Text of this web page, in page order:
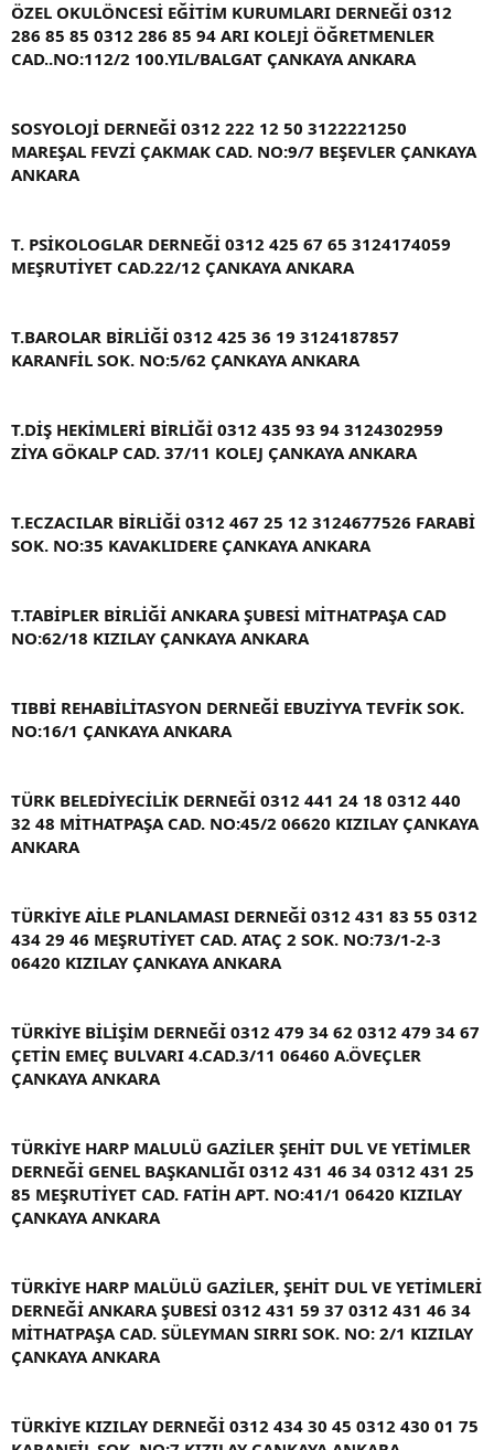
ÖZEL OKULÖNCESİ EĞİTİM KURUMLARI DERNEĞİ 0312
286 85 85 0312 286 85 94 ARI KOLEJİ ÖĞRETMENLER
CAD..NO:112/2 100.YIL/BALGAT ÇANKAYA ANKARA
SOSYOLOJİ DERNEĞİ 0312 222 12 50 3122221250
MAREŞAL FEVZİ ÇAKMAK CAD. NO:9/7 BEŞEVLER ÇANKAYA
ANKARA
T. PSİKOLOGLAR DERNEĞİ 0312 425 67 65 3124174059
MEŞRUTİYET CAD.22/12 ÇANKAYA ANKARA
T.BAROLAR BİRLİĞİ 0312 425 36 19 3124187857
KARANFİL SOK. NO:5/62 ÇANKAYA ANKARA
T.DİŞ HEKİMLERİ BİRLİĞİ 0312 435 93 94 3124302959
ZİYA GÖKALP CAD. 37/11 KOLEJ ÇANKAYA ANKARA
T.ECZACILAR BİRLİĞİ 0312 467 25 12 3124677526 FARABİ
SOK. NO:35 KAVAKLIDERE ÇANKAYA ANKARA
T.TABİPLER BİRLİĞİ ANKARA ŞUBESİ MİTHATPAŞA CAD
NO:62/18 KIZILAY ÇANKAYA ANKARA
TIBBİ REHABİLİTASYON DERNEĞİ EBUZİYYA TEVFİK SOK.
NO:16/1 ÇANKAYA ANKARA
TÜRK BELEDİYECİLİK DERNEĞİ 0312 441 24 18 0312 440
32 48 MİTHATPAŞA CAD. NO:45/2 06620 KIZILAY ÇANKAYA
ANKARA
TÜRKİYE AİLE PLANLAMASI DERNEĞİ 0312 431 83 55 0312
434 29 46 MEŞRUTİYET CAD. ATAÇ 2 SOK. NO:73/1-2-3
06420 KIZILAY ÇANKAYA ANKARA
TÜRKİYE BİLİŞİM DERNEĞİ 0312 479 34 62 0312 479 34 67
ÇETİN EMEÇ BULVARI 4.CAD.3/11 06460 A.ÖVEÇLER
ÇANKAYA ANKARA
TÜRKİYE HARP MALULÜ GAZİLER ŞEHİT DUL VE YETİMLER
DERNEĞİ GENEL BAŞKANLIĞI 0312 431 46 34 0312 431 25
85 MEŞRUTİYET CAD. FATİH APT. NO:41/1 06420 KIZILAY
ÇANKAYA ANKARA
TÜRKİYE HARP MALÜLÜ GAZİLER, ŞEHİT DUL VE YETİMLERİ
DERNEĞİ ANKARA ŞUBESİ 0312 431 59 37 0312 431 46 34
MİTHATPAŞA CAD. SÜLEYMAN SIRRI SOK. NO: 2/1 KIZILAY
ÇANKAYA ANKARA
TÜRKİYE KIZILAY DERNEĞİ 0312 434 30 45 0312 430 01 75